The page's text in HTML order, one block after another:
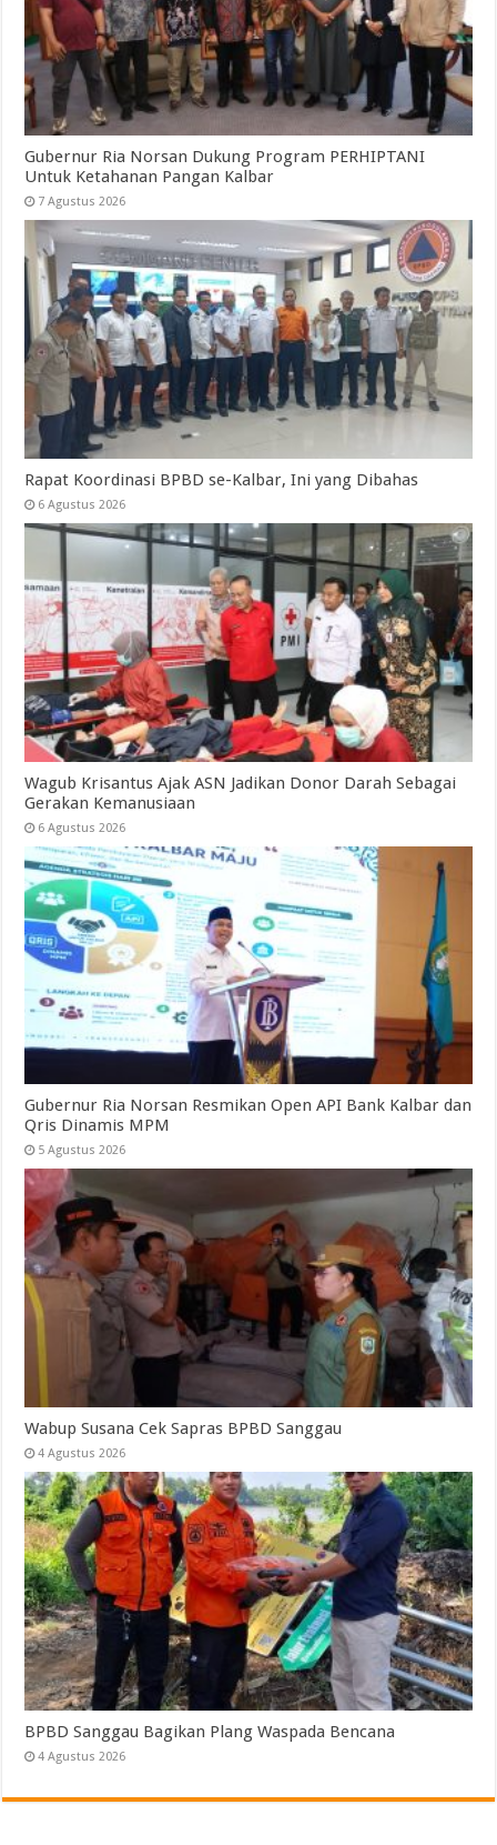
Gubernur Ria Norsan Dukung Program PERHIPTANI
Untuk Ketahanan Pangan Kalbar
7 Agustus 2026
Rapat Koordinasi BPBD se-Kalbar, Ini yang Dibahas
6 Agustus 2026
Wagub Krisantus Ajak ASN Jadikan Donor Darah Sebagai
Gerakan Kemanusiaan
6 Agustus 2026
Gubernur Ria Norsan Resmikan Open API Bank Kalbar dan
Qris Dinamis MPM
5 Agustus 2026
Wabup Susana Cek Sapras BPBD Sanggau
4 Agustus 2026
BPBD Sanggau Bagikan Plang Waspada Bencana
4 Agustus 2026